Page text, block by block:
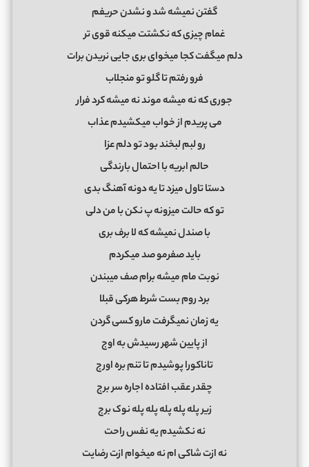
گفتن نمیشه شد و نشدن حریفم
غمام چیزی که نکشتت میکنه قوی تر
دلم میگفت کجا میخوای بری جایی نریدن برات
فرو رفتم تا گلو تو منجلاب
جوری که نه میشه موند نه میشه کرد فرار
می پریدم از خواب میکشیدم عذاب
رو لبم لبخند بود تو دلم عزا
حالم ابریه با احتمال بارندگی
دستا تاول میزد تا یه دونه آهنگ بدی
تو که حالت میزونه پ نکن با من دلی
با صندل نمیشه که لا برف بری
باید صفرمو صد میکردم
نوبت مام میشه برام صف میبندن
برد روم بست شرط هرکی قبلا
یه زمان نمیگرفت مارو کسی گردن
از پایین شهر رسیدش به اوج
تاناکورا پوشیدم تا تنم بره اورج
چقدر عقب افتاده اجاره سر برج
زیر پله پله پله پله پله نوک برج
نه نکشیدم یه نفس راحت
نه ازت شاکی ام نه میخوام ازت رضایت